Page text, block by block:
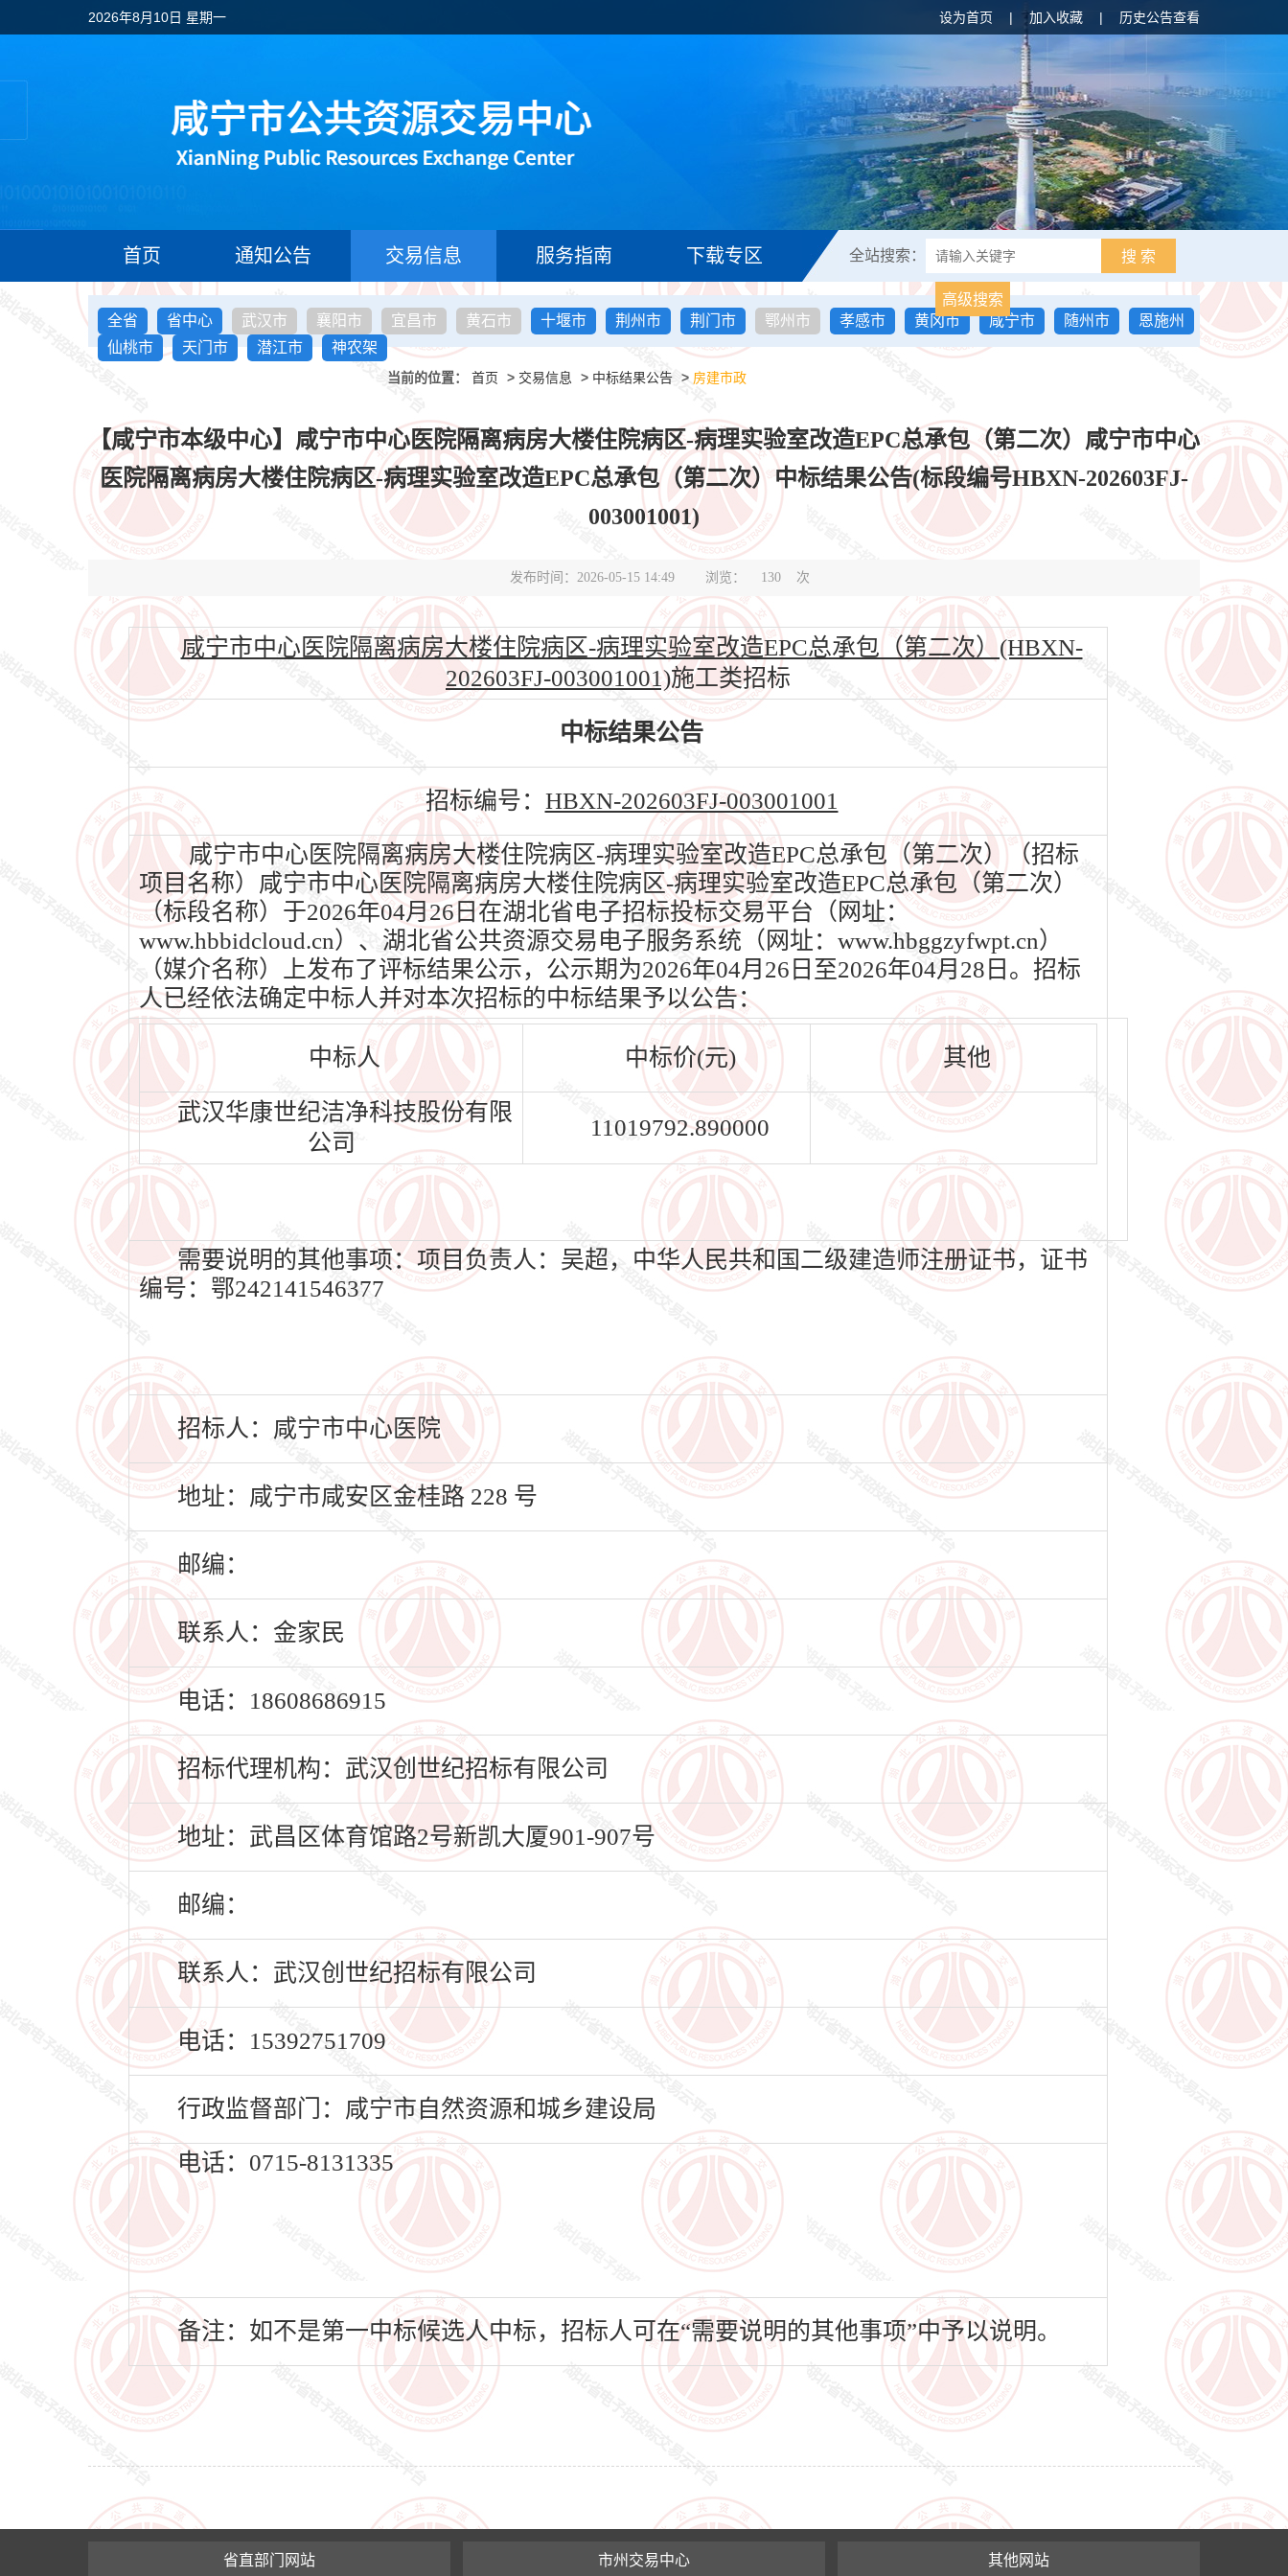
2026年8月10日 星期一 设为首页 | 加入收藏 | 历史公告查看
首页 通知公告 交易信息 服务指南 下载专区 全站搜索： 搜 索
高级搜索
全省
省中心 武汉市 襄阳市 宜昌市 黄石市 十堰市 荆州市 荆门市 鄂州市 孝感市 黄冈市 咸宁市 随州市
恩施州
仙桃市
天门市 潜江市 神农架
当前的位置： 首页 > 交易信息 > 中标结果公告 > 房建市政
【咸宁市本级中心】咸宁市中心医院隔离病房大楼住院病区-病理实验室改造EPC总承包（第二次）咸宁市中心
医院隔离病房大楼住院病区-病理实验室改造EPC总承包（第二次）中标结果公告(标段编号HBXN-202603FJ-
003001001)
发布时间：2026-05-15 14:49 浏览： 130 次
咸宁市中心医院隔离病房大楼住院病区-病理实验室改造EPC总承包（第二次）(HBXN-
202603FJ-003001001)施工类招标
中标结果公告
招标编号： HBXN-202603FJ-003001001
咸宁市中心医院隔离病房大楼住院病区-病理实验室改造EPC总承包（第二次）（招标
项目名称）咸宁市中心医院隔离病房大楼住院病区-病理实验室改造EPC总承包（第二次）
（标段名称）于2026年04月26日在湖北省电子招标投标交易平台（网址：
www.hbbidcloud.cn）、湖北省公共资源交易电子服务系统（网址：www.hbggzyfwpt.cn）
（媒介名称）上发布了评标结果公示，公示期为2026年04月26日至2026年04月28日。招标
人已经依法确定中标人并对本次招标的中标结果予以公告：
中标人 中标价(元) 其他
武汉华康世纪洁净科技股份有限
公司
11019792.890000
需要说明的其他事项：项目负责人：吴超，中华人民共和国二级建造师注册证书，证书
编号：鄂242141546377
招标人：咸宁市中心医院
地址：咸宁市咸安区金桂路 228 号
邮编：
联系人：金家民
电话：18608686915
招标代理机构：武汉创世纪招标有限公司
地址：武昌区体育馆路2号新凯大厦901-907号
邮编：
联系人：武汉创世纪招标有限公司
电话：15392751709
行政监督部门：咸宁市自然资源和城乡建设局
电话：0715-8131335
备注：如不是第一中标候选人中标，招标人可在“需要说明的其他事项”中予以说明。
省直部门网站 市州交易中心 其他网站